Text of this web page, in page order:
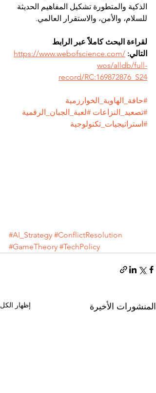
الذكية والمتطورة تشكيل المفاهيم الحديثة
للسلام، والأمن، والاستقرار العالمي.
لقراءة البحث كاملاً عبر الرابط
التالي: https://www.webofscience.com/
wos/alldb/full-
record/RC:169872876_S24
#حافة_الهاوية_الخوارزمية
#تصعيد_النزاعات #لعبة_الجبان_الرقمية
#استراتيجيات_تكنولوجية
#AI_Strategy #ConflictResolution
#GameTheory #TechPolicy
المنشورات الأخيرة إظهار الكل